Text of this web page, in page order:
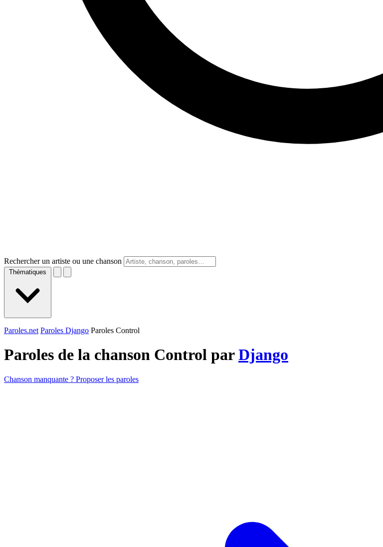
Rechercher un artiste ou une chanson
Thématiques
Paroles.net Paroles Django Paroles Control
Paroles de la chanson Control parDjango
Chanson manquante ? Proposer les paroles